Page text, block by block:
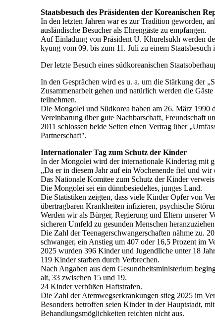
Staatsbesuch des Präsidenten der Koreanischen
In den letzten Jahren war es zur Tradition geworden,
ausländische Besucher als Ehrengäste zu empfangen.
Auf Einladung von Präsident U. Khurelsukh werden
kyung vom 09. bis zum 11. Juli zu einem
Der letzte Besuch eines südkoreanischen
In den Gesprächen wird es u. a. um die Stärkung der
Zusammenarbeit gehen und natürlich werden die
teilnehmen.
Die Mongolei und Südkorea haben am 26. März 1990
Vereinbarung über gute Nachbarschaft, Freundschaft
2011 schlossen beide Seiten einen Vertrag über
Partnerschaft".
Internationaler Tag zum Schutz der Kinder
In der Mongolei wird der internationale Kindertag mit
„Da er in diesem Jahr auf ein Wochenende fiel und
Das Nationale Komitee zum Schutz der Kinder
Die Mongolei sei ein dünnbesiedeltes, junges Land.
Die Statistiken zeigten, dass viele Kinder Opfer von
übertragbaren Krankheiten infizieren, psychische
Werden wir als Bürger, Regierung und Eltern unserer
sicheren Umfeld zu gesunden Menschen
Die Zahl der Teenagerschwangerschaften nähme zu.
schwanger, ein Anstieg um 407 oder 16,5 Prozent im
2025 wurden 396 Kinder und Jugendliche unter 18
119 Kinder starben durch Verbrechen.
Nach Angaben aus dem Gesundheitsministerium
alt, 33 zwischen 15 und 19.
24 Kinder verbüßen Haftstrafen.
Die Zahl der Atemwegserkrankungen stieg 2025 im
Besonders betroffen seien Kinder in der Hauptstadt,
Behandlungsmöglichkeiten reichten nicht aus.